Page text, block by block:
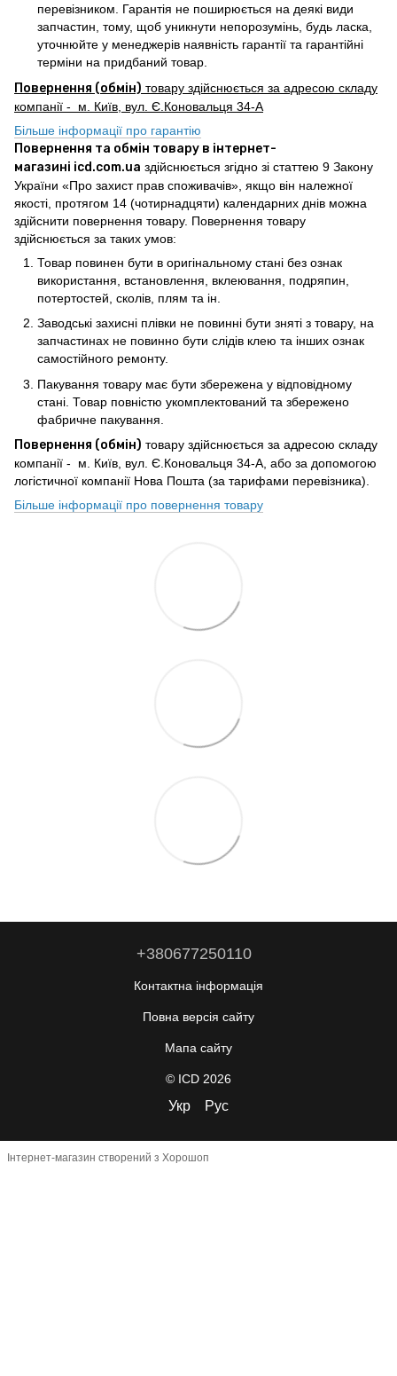
перевізником. Гарантія не поширюється на деякі види
запчастин, тому, щоб уникнути непорозумінь, будь ласка,
уточнюйте у менеджерів наявність гарантії та гарантійні
терміни на придбаний товар.
Повернення (обмін) товару здійснюється за адресою складу
компанії - м. Київ, вул. Є.Коновальця 34-А
Більше інформації про гарантію
Повернення та обмін товару в інтернет-
магазині icd.com.ua здійснюється згідно зі статтею 9 Закону
України «Про захист прав споживачів», якщо він належної
якості, протягом 14 (чотирнадцяти) календарних днів можна
здійснити повернення товару. Повернення товару
здійснюється за таких умов:
Товар повинен бути в оригінальному стані без ознак
використання, встановлення, вклеювання, подряпин,
потертостей, сколів, плям та ін.
Заводські захисні плівки не повинні бути зняті з товару, на
запчастинах не повинно бути слідів клею та інших ознак
самостійного ремонту.
Пакування товару має бути збережена у відповідному
стані. Товар повністю укомплектований та збережено
фабричне пакування.
Повернення (обмін) товару здійснюється за адресою складу
компанії - м. Київ, вул. Є.Коновальця 34-А, або за допомогою
логістичної компанії Нова Пошта (за тарифами перевізника).
Більше інформації про повернення товару
+380677250110
Контактна інформація
Повна версія сайту
Мапа сайту
© ICD 2026
Укр Рус
Інтернет-магазин створений з Хорошоп